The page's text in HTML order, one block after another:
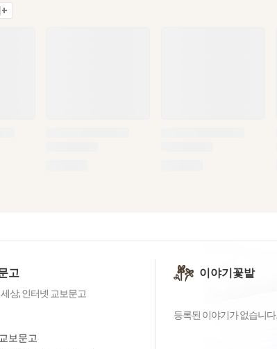
고
상, 인터넷 교보문고
보문고
이야기꽃밭
등록된 이야기가 없습니다.